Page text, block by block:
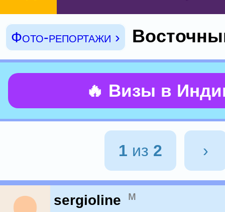
Фото-репортажи ›
🔥 Визы в
1 из 2 ›
sergioline м